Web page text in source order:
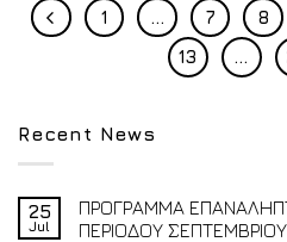
1 … 7 8
13
…
Recent News
25
Jul
ΠΡΟΓΡΑΜΜΑ
ΠΕΡΙΟΔΟΥ